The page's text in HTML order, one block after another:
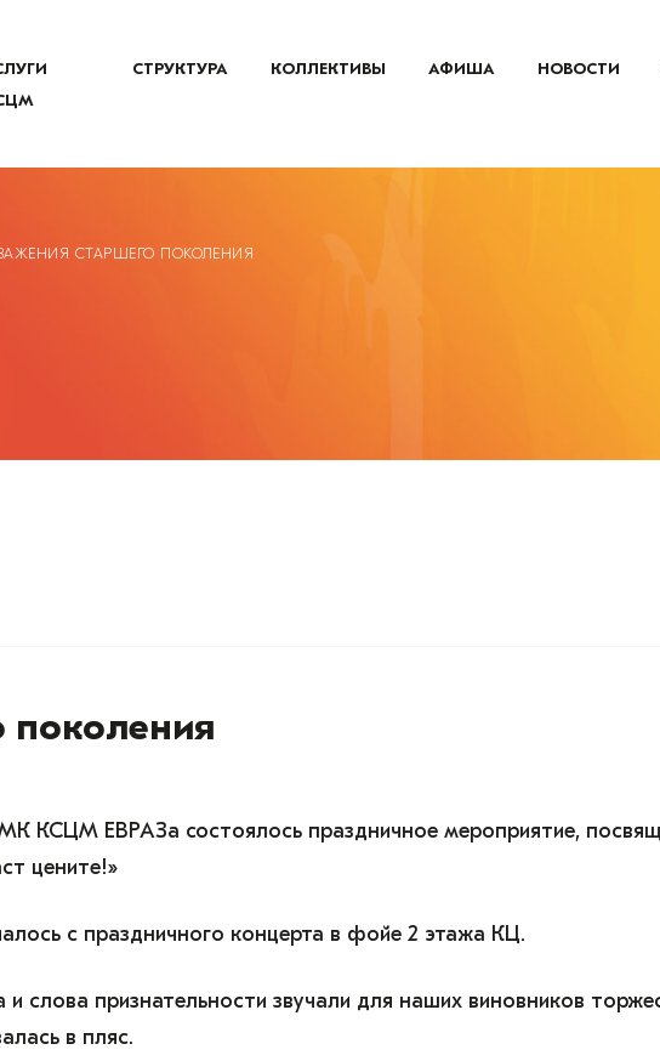
СТРУКТУРА КОЛЛЕКТИВЫ АФИША НОВОСТИ
СТАРШЕГО ПОКОЛЕНИЯ
поколения
КСЦМ ЕВРАЗа состоялось праздничное мероприятие,
цените!»
с праздничного концерта в фойе 2 этажа КЦ.
слова признательности звучали для наших виновников
в пляс.